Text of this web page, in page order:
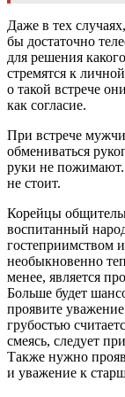
Даже в тех
бы достаточно
для решения
стремятся к
о такой встрече
как согласие.
При встрече
обмениваться
руки не пожимают.
не стоит.
Корейцы
воспитанный
гостеприимством
необыкновенно
менее, является
Больше будет
проявите
грубостью
смеясь, следует
Также нужно
и уважение к